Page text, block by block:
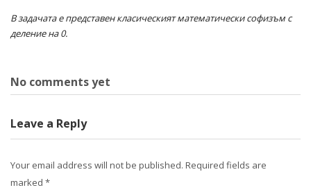
В задачата е представен класическият математически софизъм с
деление на 0.
No comments yet
Leave a Reply
Your email address will not be published. Required fields are
marked *